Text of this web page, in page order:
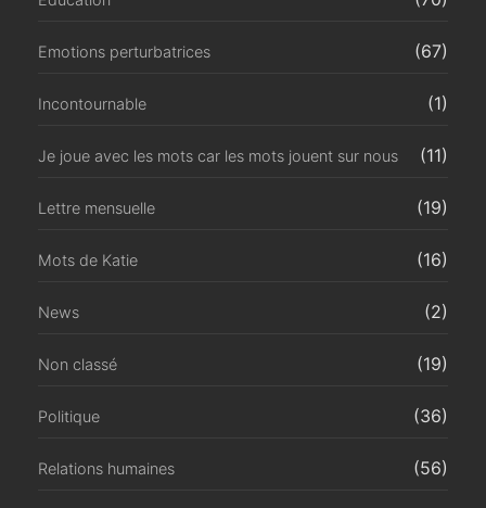
Emotions perturbatrices (67)
Incontournable (1)
Je joue avec les mots car les mots jouent sur nous (11)
Lettre mensuelle (19)
Mots de Katie (16)
News (2)
Non classé (19)
Politique (36)
Relations humaines (56)